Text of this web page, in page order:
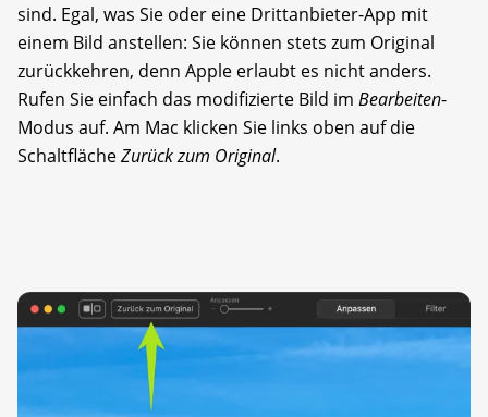
sind. Egal, was Sie oder eine Drittanbieter-App mit
einem Bild anstellen: Sie können stets zum Original
zurückkehren, denn Apple erlaubt es nicht anders.
Rufen Sie einfach das modifizierte Bild im Bearbeiten-
Modus auf. Am Mac klicken Sie links oben auf die
SchaltflächeZurück zum Original.